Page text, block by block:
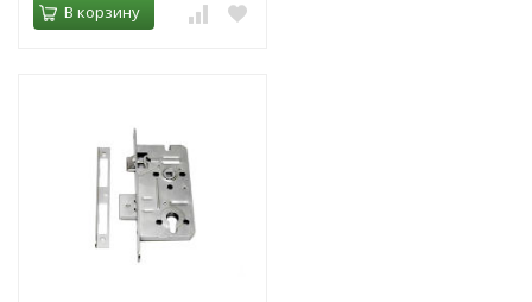
В корзину